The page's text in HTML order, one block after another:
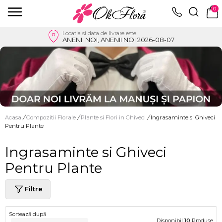
0
Locatia si data de livrare este
ANENII NOI, ANENII NOI 2026-08-07
Acasa / Compozitii Florale / Plante si Flori in Ghiveci / Ingrasaminte si Ghiveci
Pentru Plante
Ingrasaminte si Ghiveci
Pentru Plante
Filtre
Sortează după
Disponibil 10 Produse